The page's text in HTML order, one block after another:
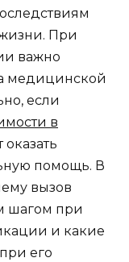
При
важно
медицинской
если
в
оказать
помощь. В
вызов
шагом при
и какие
его